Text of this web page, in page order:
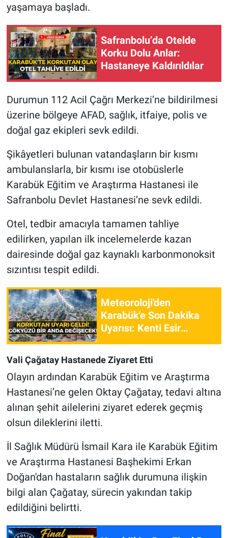
yaşamaya başladı.
Safranbolu’da Otelde
Korku Dolu Anlar:
Hastaneye Kaldırıldılar
Durumun 112 Acil Çağrı Merkezi’ne bildirilmesi
üzerine bölgeye AFAD, sağlık, itfaiye, polis ve
doğal gaz ekipleri sevk edildi.
Şikâyetleri bulunan vatandaşların bir kısmı
ambulanslarla, bir kısmı ise otobüslerle
Karabük Eğitim ve Araştırma Hastanesi ile
Safranbolu Devlet Hastanesi’ne sevk edildi.
Otel, tedbir amacıyla tamamen tahliye
edilirken, yapılan ilk incelemelerde kazan
dairesinde doğal gaz kaynaklı karbonmonoksit
sızıntısı tespit edildi.
Meteoroloji'den
Karabük'e Son Dakika
Uyarısı: Kenti Esir
Vali Çağatay Hastanede Ziyaret Etti
Olayın ardından Karabük Eğitim ve Araştırma
Hastanesi’ne gelen Oktay Çağatay, tedavi altına
alınan şehit ailelerini ziyaret ederek geçmiş
olsun dileklerini iletti.
İl Sağlık Müdürü İsmail Kara ile Karabük Eğitim
ve Araştırma Hastanesi Başhekimi Erkan
Doğan'dan hastaların sağlık durumuna ilişkin
bilgi alan Çağatay, sürecin yakından takip
edildiğini belirtti.